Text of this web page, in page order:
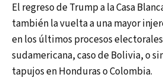
El regreso de Trump a la Casa
también la vuelta a una mayor
en los últimos procesos
sudamericana, caso de Bolivia, o
tapujos en Honduras o Colombia.